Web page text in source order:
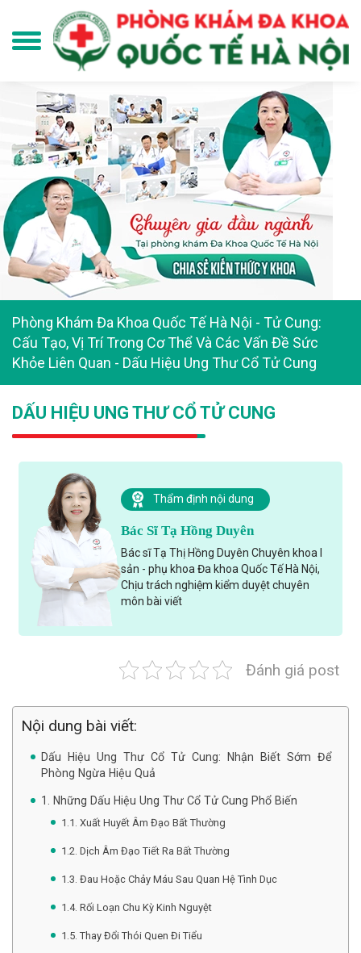
Phòng Khám Đa Khoa Quốc Tế Hà Nội - Tử Cung:
Cấu Tạo, Vị Trí Trong Cơ Thể Và Các Vấn Đề Sức
Khỏe Liên Quan - Dấu Hiệu Ung Thư Cổ Tử Cung
DẤU HIỆU UNG THƯ CỔ TỬ CUNG
Thẩm định nội dung
Bác Sĩ Tạ Hồng Duyên
Bác sĩ Tạ Thị Hồng Duyên Chuyên khoa I
sản - phụ khoa Đa khoa Quốc Tế Hà Nội,
Chịu trách nghiệm kiểm duyệt chuyên
môn bài viết
Đánh giá post
Nội dung bài viết:
Dấu Hiệu Ung Thư Cổ Tử Cung: Nhận Biết Sớm Để
Phòng Ngừa Hiệu Quả
1. Những Dấu Hiệu Ung Thư Cổ Tử Cung Phổ Biến
1.1. Xuất Huyết Âm Đạo Bất Thường
1.2. Dịch Âm Đạo Tiết Ra Bất Thường
1.3. Đau Hoặc Chảy Máu Sau Quan Hệ Tình Dục
1.4. Rối Loạn Chu Kỳ Kinh Nguyệt
1.5. Thay Đổi Thói Quen Đi Tiểu